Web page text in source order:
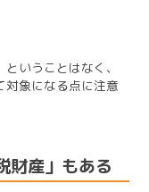
いうことはなく、
対象になる点に注意
財産」もある